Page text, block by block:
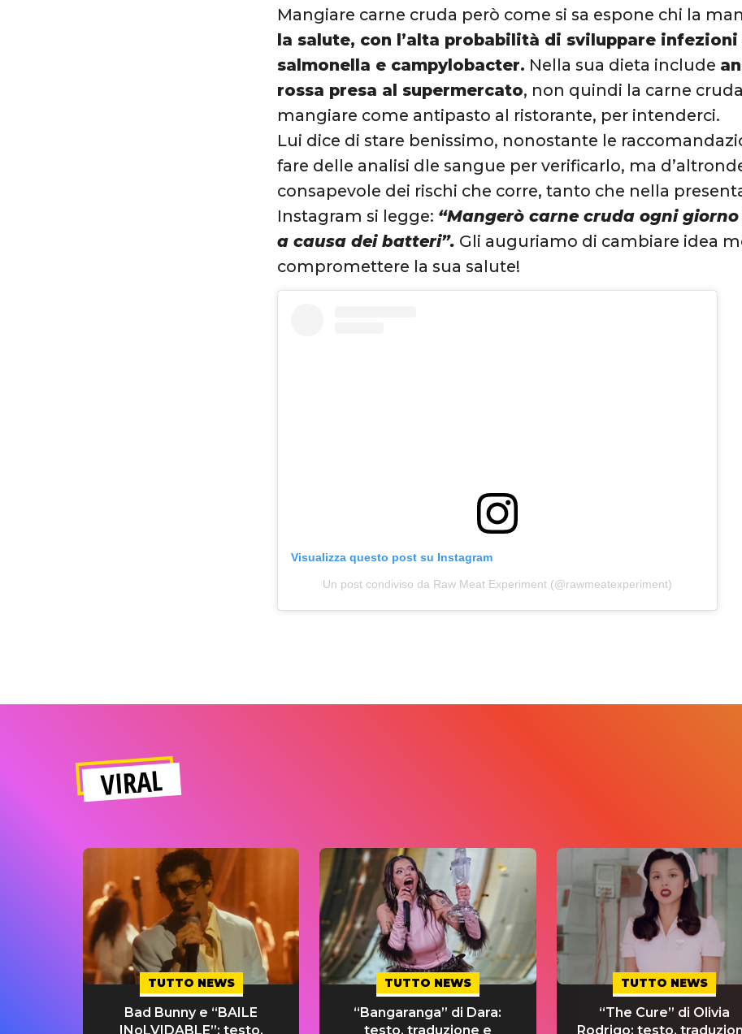
Mangiare carne cruda però come si sa espone chi la
la salute, con l’alta probabilità di sviluppare
salmonella e campylobacter. Nella sua dieta include
rossa presa al supermercato, non quindi la carne
mangiare come antipasto al ristorante, per intenderci.
Lui dice di stare benissimo, nonostante le
fare delle analisi dle sangue per verificarlo, ma
consapevole dei rischi che corre, tanto che nella
Instagram si legge: “Mangerò carne cruda ogni
a causa dei batteri”. Gli auguriamo di cambiare idea
compromettere la sua salute!
Visualizza questo post su Instagram
Un post condiviso da Raw Meat Experiment (@rawmeatexperiment)
VIRAL
TUTTO NEWS
Bad Bunny e “BAILE
INoLVIDABLE”: testo,
TUTTO NEWS
“Bangaranga” di Dara:
testo, traduzione e
TUTTO NEWS
“The Cure” di Olivia
Rodrigo: testo,